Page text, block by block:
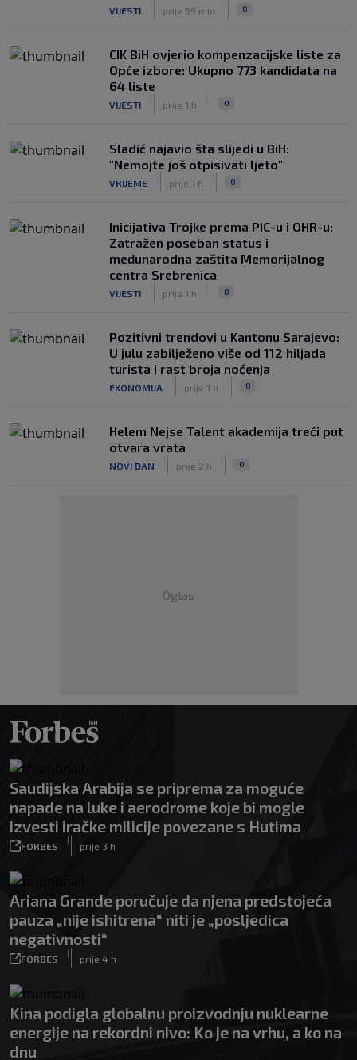
VIJESTI prije 59 min 0
CIK BiH ovjerio kompenzacijske liste za
Opće izbore: Ukupno 773 kandidata na
64 liste
VIJESTI prije 1 h 0
Sladić najavio šta slijedi u BiH:
"Nemojte još otpisivati ljeto"
VRIJEME prije 1 h 0
Inicijativa Trojke prema PIC-u i OHR-u:
Zatražen poseban status i
međunarodna zaštita Memorijalnog
centra Srebrenica
VIJESTI prije 1 h 0
Pozitivni trendovi u Kantonu Sarajevo:
U julu zabilježeno više od 112 hiljada
turista i rast broja noćenja
EKONOMIJA prije 1 h 0
Helem Nejse Talent akademija treći put
otvara vrata
NOVI DAN prije 2 h 0
Oglas
Saudijska Arabija se priprema za moguće
napade na luke i aerodrome koje bi mogle
izvesti iračke milicije povezane s Hutima
FORBES
|
prije 3 h
Ariana Grande poručuje da njena predstojeća
pauza „nije ishitrena“ niti je „posljedica
negativnosti“
FORBES
|
prije 4 h
Kina podigla globalnu proizvodnju nuklearne
energije na rekordni nivo: Ko je na vrhu, a ko na
dnu